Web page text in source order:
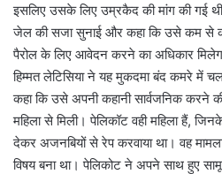
इसलिए उसके लिए उम्रकैद की मांग की गई
जेल की सजा सुनाई और कहा कि उसे कम से
पैरोल के लिए आवेदन करने का अधिकार
हिम्मत लेटिसिया ने यह मुकदमा बंद कमरे में
कहा कि उसे अपनी कहानी सार्वजनिक करने
महिला से मिली। पेलिकॉट वही महिला हैं,
देकर अजनबियों से रेप करवाया था। वह
विषय बना था। पेलिकोट ने अपने साथ हुए